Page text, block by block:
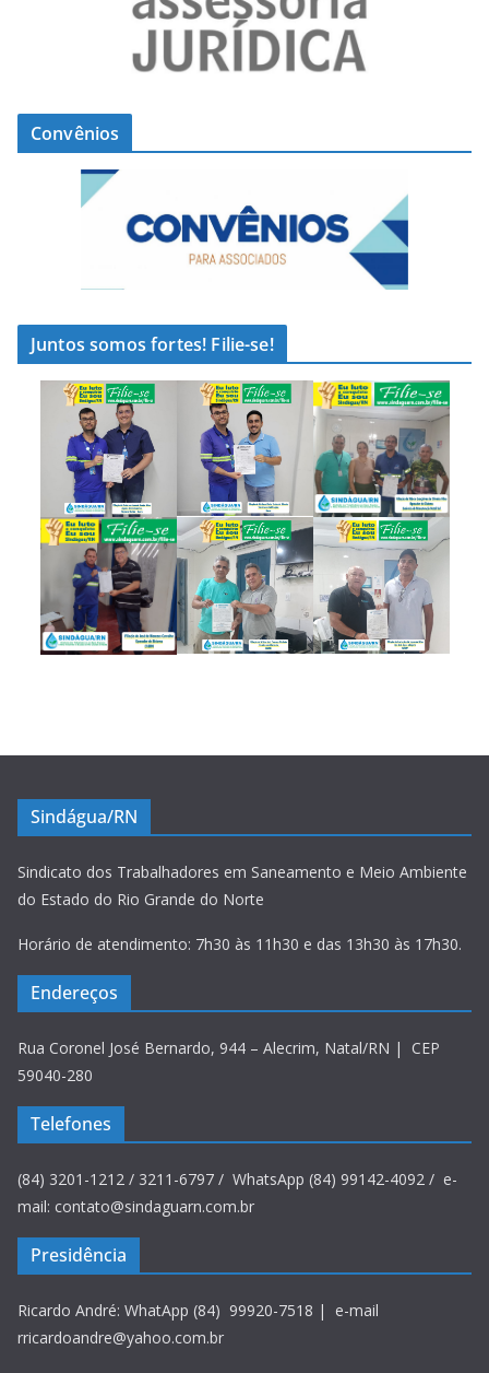
Convênios
Juntos somos fortes! Filie-se!
Sindágua/RN
Sindicato dos Trabalhadores em Saneamento e Meio Ambiente
do Estado do Rio Grande do Norte
Horário de atendimento: 7h30 às 11h30 e das 13h30 às 17h30.
Endereços
Rua Coronel José Bernardo, 944 – Alecrim, Natal/RN | CEP
59040-280
Telefones
(84) 3201-1212 / 3211-6797 / WhatsApp (84) 99142-4092 / e-
mail: contato@sindaguarn.com.br
Presidência
Ricardo André: WhatApp (84) 99920-7518 | e-mail
rricardoandre@yahoo.com.br